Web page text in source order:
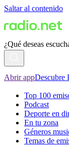
Saltar al contenido
¿Qué deseas
Abrir appDescubre
Top 100
Podcast
Deporte en
En tu zona
Géneros
Temas de